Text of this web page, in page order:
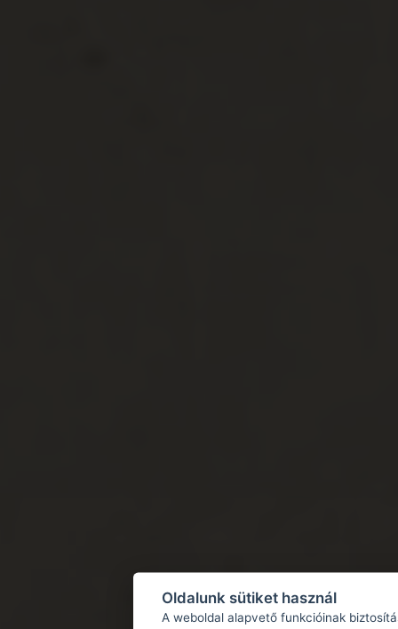
Oldalunk sütiket használ
A weboldal alapvető funkcióinak